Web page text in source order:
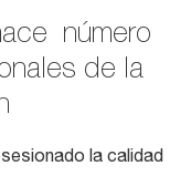
número
de la
la calidad